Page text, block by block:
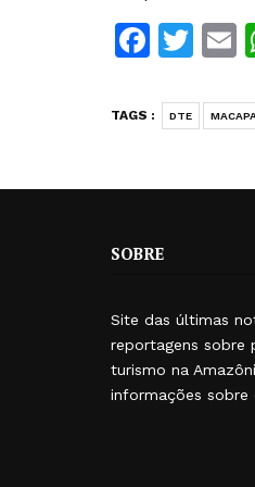
TAGS : DTE MACAPA
SOBRE
Site das últimas
reportagens sobre
turismo na
informações sobre